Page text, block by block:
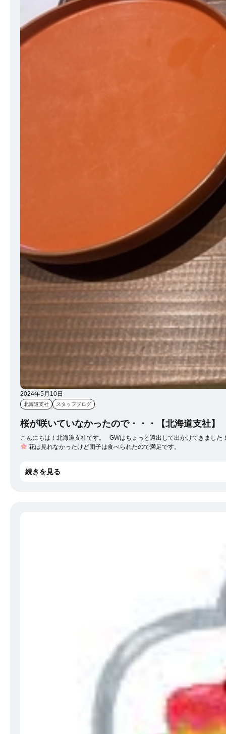
2024年5月10日
北海道支社 スタッフブログ
桜が咲いていなかったので・・・【北海道支社】
花は見れなかったけど団子は食べられたので満足です。
続きを見る